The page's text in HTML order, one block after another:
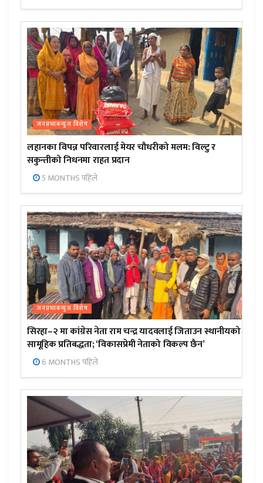
जनप्रभाबन्युज विशेष
लहानका विपन्न परिवारलाई मेयर चौधरीको मलम: विल्टु र
सकुन्तीको निधनमा राहत प्रदान
5 MONTHS पहिले
जनप्रभाबन्युज विशेष
सिरहा–२ मा कांग्रेस नेता राम चन्द्र यादवलाई जिताउन स्थानीयको
सामूहिक प्रतिबद्धता; ‘विकासप्रेमी नेताको विकल्प छैन’
6 MONTHS पहिले